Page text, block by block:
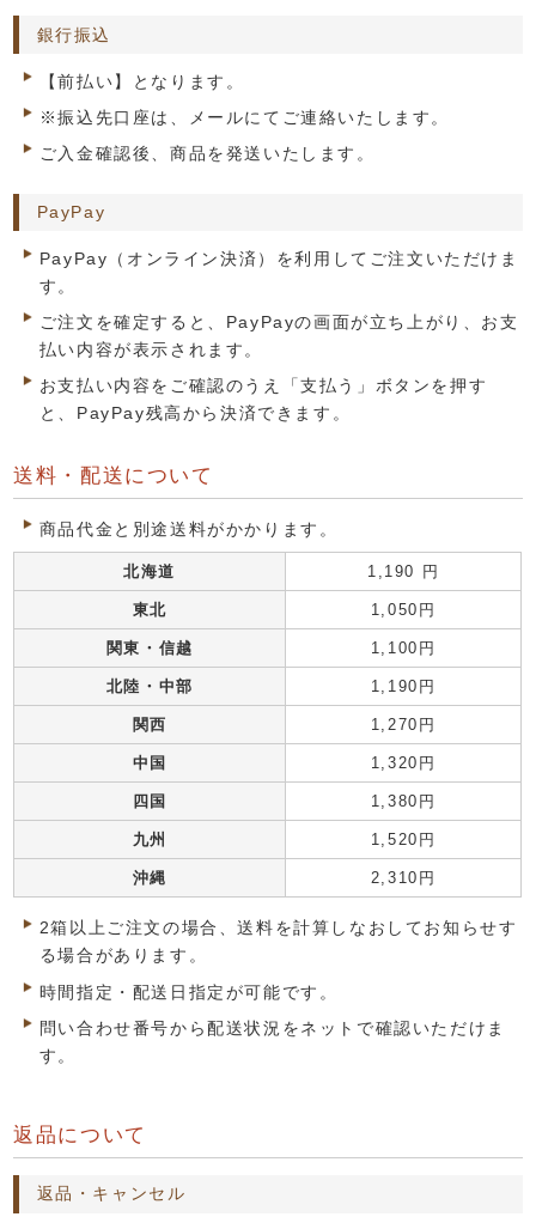
銀行振込
【前払い】となります。
※振込先口座は、メールにてご連絡いたします。
ご入金確認後、商品を発送いたします。
PayPay
PayPay（オンライン決済）を利用してご注文いただけま
す。
ご注文を確定すると、PayPayの画面が立ち上がり、お支
払い内容が表示されます。
お支払い内容をご確認のうえ「支払う」ボタンを押す
と、PayPay残高から決済できます。
送料・配送について
商品代金と別途送料がかかります。
北海道 1,190 円
東北 1,050円
関東・信越 1,100円
北陸・中部 1,190円
関西 1,270円
中国 1,320円
四国 1,380円
九州 1,520円
沖縄 2,310円
2箱以上ご注文の場合、送料を計算しなおしてお知らせす
る場合があります。
時間指定・配送日指定が可能です。
問い合わせ番号から配送状況をネットで確認いただけま
す。
返品について
返品・キャンセル